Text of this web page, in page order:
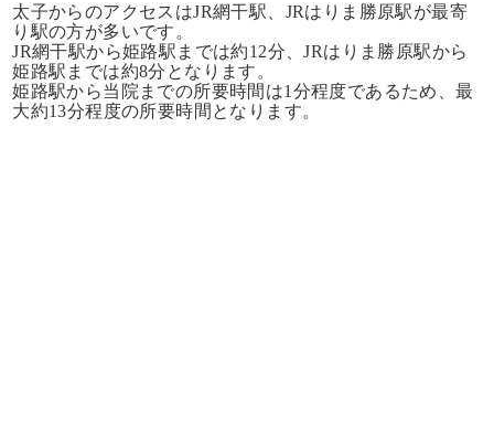
太子からのアクセスはJR網干駅、JRはりま勝原駅が最寄
り駅の方が多いです。
JR網干駅から姫路駅までは約12分、JRはりま勝原駅から
姫路駅までは約8分となります。
姫路駅から当院までの所要時間は1分程度であるため、最
大約13分程度の所要時間となります。